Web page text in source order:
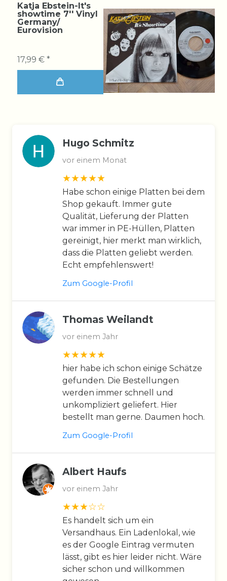
Katja Ebstein-It's
showtime 7'' Vinyl
Germany/
Eurovision
17,99 € *
Hugo Schmitz
vor einem Monat
Habe schon einige Platten bei dem
Shop gekauft. Immer gute
Qualität, Lieferung der Platten
war immer in PE-Hüllen, Platten
gereinigt, hier merkt man wirklich,
dass die Platten geliebt werden.
Echt empfehlenswert!
Zum Google-Profil
Thomas Weilandt
vor einem Jahr
hier habe ich schon einige Schätze
gefunden. Die Bestellungen
werden immer schnell und
unkompliziert geliefert. Hier
bestellt man gerne. Daumen hoch.
Zum Google-Profil
Albert Haufs
vor einem Jahr
Es handelt sich um ein
Versandhaus. Ein Ladenlokal, wie
es der Google Eintrag vermuten
lässt, gibt es hier leider nicht. Wäre
sicher schon und willkommen